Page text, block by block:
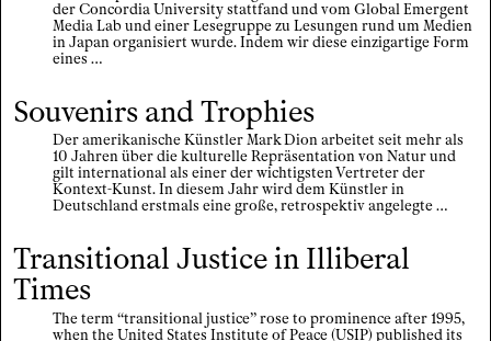
der Concordia University stattfand und vom Global Emergent
Media Lab und einer Lesegruppe zu Lesungen rund um Medien
in Japan organisiert wurde. Indem wir diese einzigartige Form
eines …
Souvenirs and Trophies
Der amerikanische Künstler Mark Dion arbeitet seit mehr als
10 Jahren über die kulturelle Repräsentation von Natur und
gilt international als einer der wichtigsten Vertreter der
Kontext-Kunst. In diesem Jahr wird dem Künstler in
Deutschland erstmals eine große, retrospektiv angelegte …
Transitional Justice in Illiberal
Times
The term “transitional justice” rose to prominence after 1995,
when the United States Institute of Peace (USIP) published its